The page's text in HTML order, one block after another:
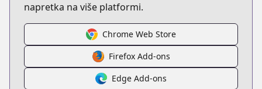
napretka na više platformi.
Chrome Web Store
Firefox Add-ons
Edge Add-ons